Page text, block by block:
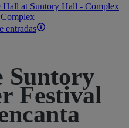
Hall at Suntory Hall - Complex
entradas
Suntory
Festival